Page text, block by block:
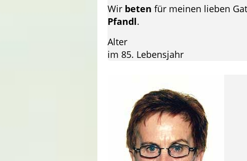
Wir beten für meinen lieben
Pfandl.
Alter
im 85. Lebensjahr